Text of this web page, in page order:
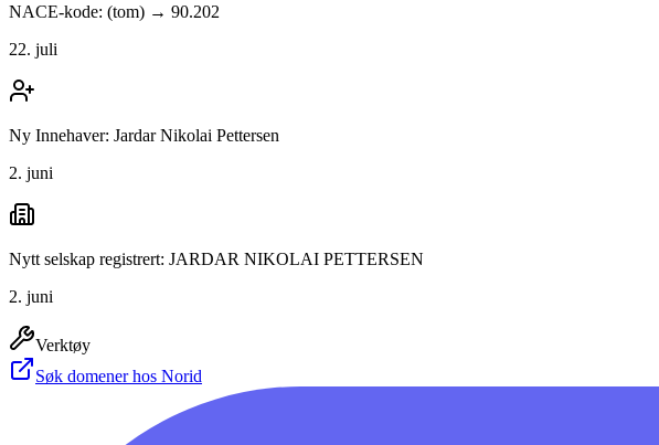
NACE-kode: (tom) → 90.202
22. juli
Ny Innehaver: Jardar Nikolai Pettersen
2. juni
Nytt selskap registrert: JARDAR NIKOLAI PETTERSEN
2. juni
Verktøy
Søk domener hos Norid